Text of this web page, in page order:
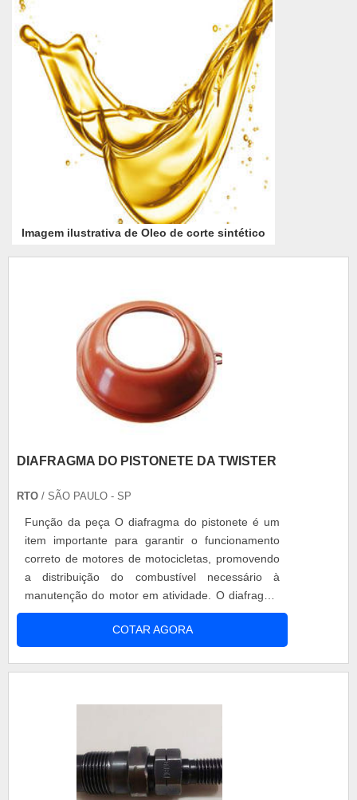
Imagem ilustrativa de Oleo de corte sintético
DIAFRAGMA DO PISTONETE DA TWISTER
RTO / SÃO PAULO - SP
Função da peça O diafragma do pistonete é um
item importante para garantir o funcionamento
correto de motores de motocicletas, promovendo
a distribuição do combustível necessário à
manutenção do motor em atividade. O diafragma
do pistonete da Twister é um item que está ligado
diretamente ao carburador da moto. Ele tem a
função de distribuir o combustível até o
COTAR AGORA